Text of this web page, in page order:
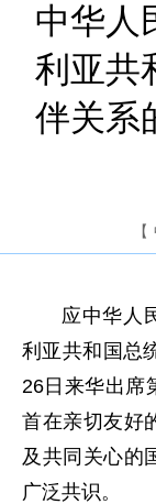
中华人
利亚共
伴关系
【
应中华人
利亚共和国总
26日来华出席
首在亲切友好
及共同关心的
广泛共识。